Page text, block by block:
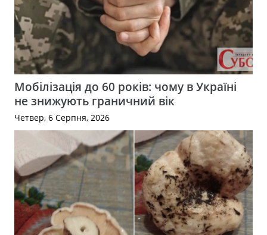
Мобілізація до 60 років: чому в Україні
не знижують граничний вік
Четвер, 6 Серпня, 2026